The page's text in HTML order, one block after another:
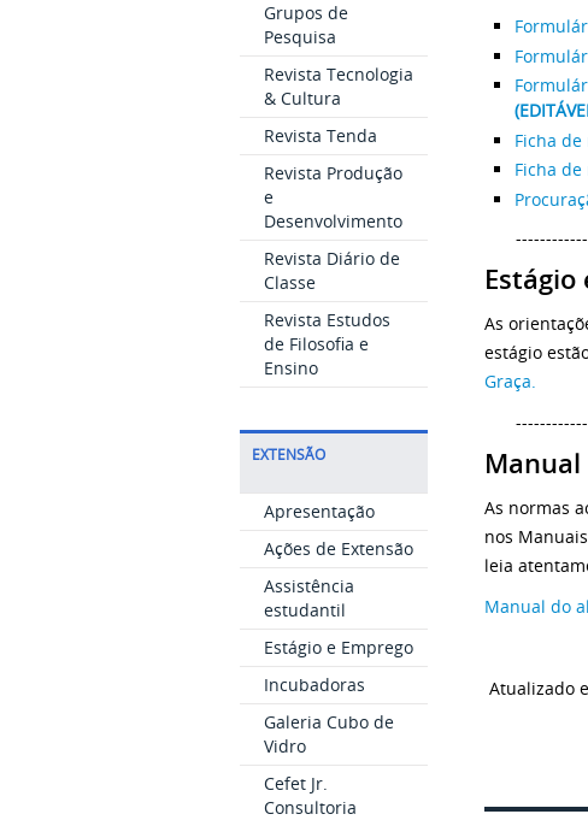
Grupos de
Pesquisa
Revista Tecnologia
& Cultura
Revista Tenda
Revista Produção
e
Desenvolvimento
Revista Diário de
Classe
Revista Estudos
de Filosofia e
Ensino
EXTENSÃO
Apresentação
Ações de Extensão
Assistência
estudantil
Estágio e Emprego
Incubadoras
Galeria Cubo de
Vidro
Cefet Jr.
Consultoria
Ficha
Ficha
As
estágio
Graça.
As normas
nos
leia
Manual do
Atualizado